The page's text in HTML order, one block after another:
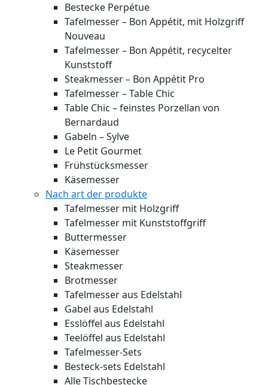
Bestecke Perpétue
Tafelmesser – Bon Appétit, mit Holzgriff
Nouveau
Tafelmesser – Bon Appétit, recycelter
Kunststoff
Steakmesser – Bon Appétit Pro
Tafelmesser – Table Chic
Table Chic – feinstes Porzellan von
Bernardaud
Gabeln – Sylve
Le Petit Gourmet
Frühstücksmesser
Käsemesser
Nach art der produkte
Tafelmesser mit Holzgriff
Tafelmesser mit Kunststoffgriff
Buttermesser
Käsemesser
Steakmesser
Brotmesser
Tafelmesser aus Edelstahl
Gabel aus Edelstahl
Esslöffel aus Edelstahl
Teelöffel aus Edelstahl
Tafelmesser-Sets
Besteck-sets Edelstahl
Alle Tischbestecke